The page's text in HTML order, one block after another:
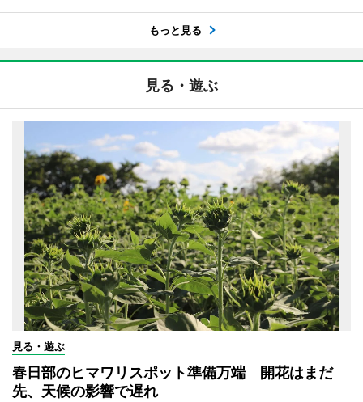
もっと見る
見る・遊ぶ
見る・遊ぶ
春日部のヒマワリスポット準備万端 開花はまだ
先、天候の影響で遅れ